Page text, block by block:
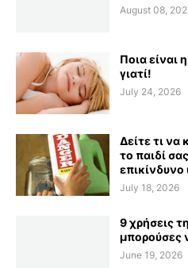
August 08,
Ποια είναι
γιατί!
July 24, 2026
Δείτε τι
το παιδί
επικίνδυνο
July 18, 2026
9 χρήσεις
μπορούσες
June 19, 2026